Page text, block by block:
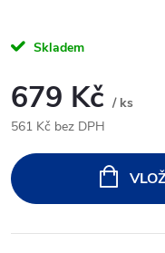
Skladem
679 Kč / ks
561 Kč bez DPH
cena: